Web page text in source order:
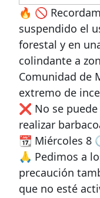
🔥 🚫
suspendido el
forestal y en
colindante a
Comunidad de
extremo de
❌ No se
realizar
📆 Miércoles 8
🙏 Pedimos a
precaución
que no esté